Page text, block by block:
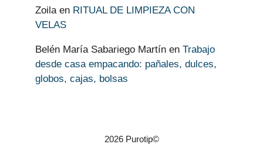
Zoila en RITUAL DE LIMPIEZA CON
VELAS
Belén María Sabariego Martín en Trabajo
desde casa empacando: pañales, dulces,
globos, cajas, bolsas
2026 Purotip©